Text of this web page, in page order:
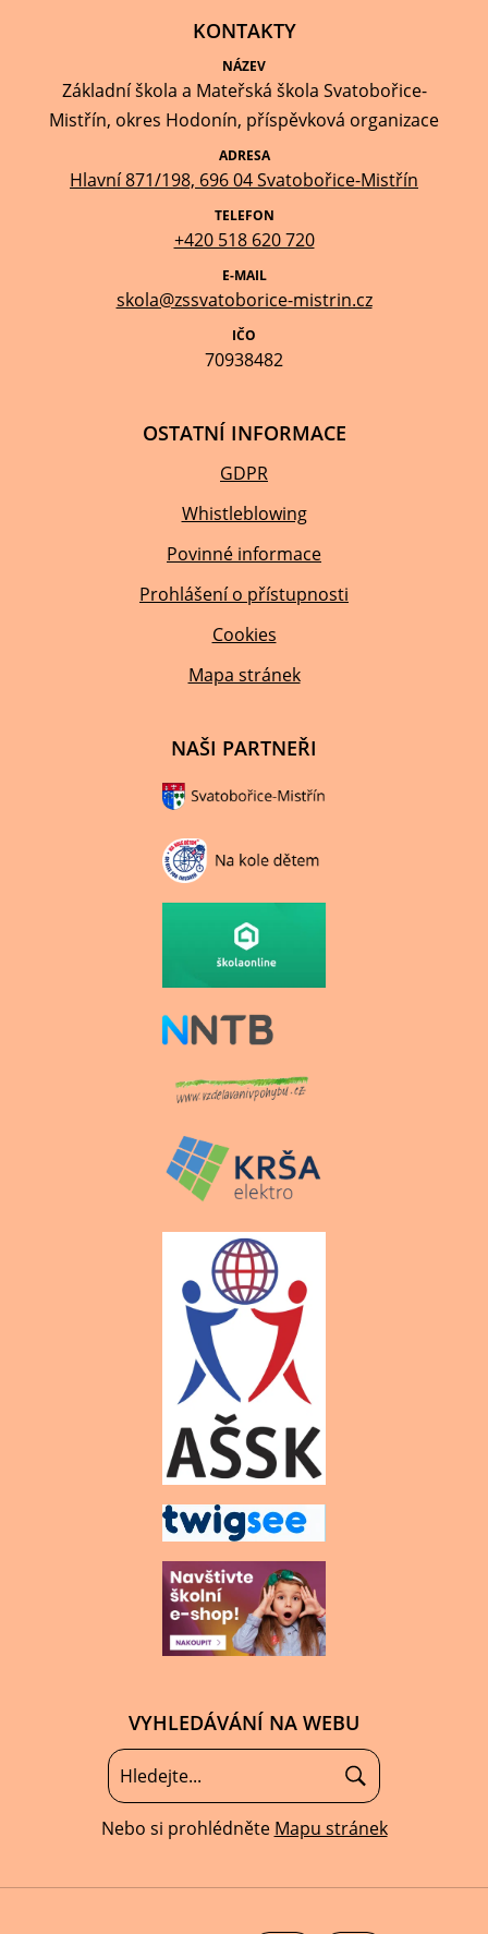
KONTAKTY
NÁZEV
Základní škola a Mateřská škola Svatobořice-
Mistřín, okres Hodonín, příspěvková organizace
ADRESA
Hlavní 871/198, 696 04 Svatobořice-Mistřín
TELEFON
+420 518 620 720
E-MAIL
skola@zssvatoborice-mistrin.cz
IČO
70938482
OSTATNÍ INFORMACE
GDPR
Whistleblowing
Povinné informace
Prohlášení o přístupnosti
Cookies
Mapa stránek
NAŠI PARTNEŘI
VYHLEDÁVÁNÍ NA WEBU
Nebo si prohlédněte Mapu stránek